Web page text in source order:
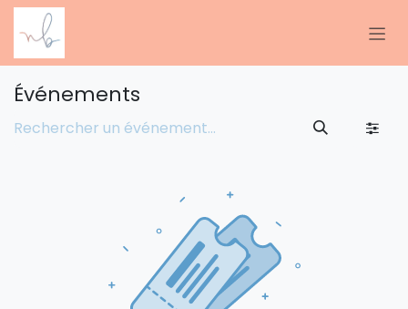
SE RENDRE AU CONTENU
Événements